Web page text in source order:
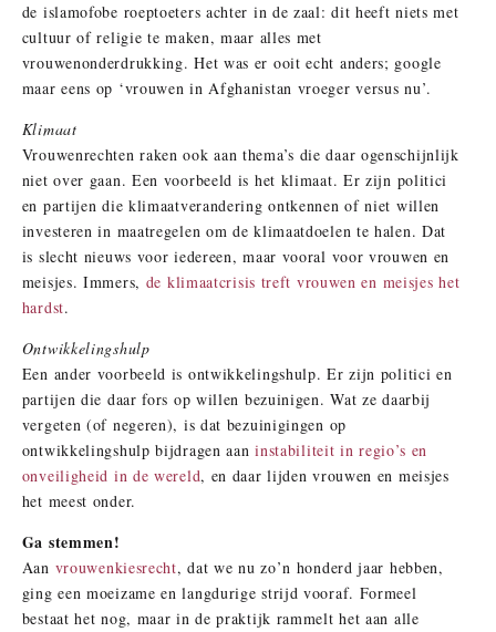
de islamofobe roeptoeters achter in de zaal: dit heeft niets met
cultuur of religie te maken, maar alles met
vrouwenonderdrukking. Het was er ooit echt anders; google
maar eens op ‘vrouwen in Afghanistan vroeger versus nu’.
Klimaat
Vrouwenrechten raken ook aan thema’s die daar ogenschijnlijk
niet over gaan. Een voorbeeld is het klimaat. Er zijn politici
en partijen die klimaatverandering ontkennen of niet willen
investeren in maatregelen om de klimaatdoelen te halen. Dat
is slecht nieuws voor iedereen, maar vooral voor vrouwen en
meisjes. Immers, de klimaatcrisis treft vrouwen en meisjes het
hardst.
Ontwikkelingshulp
Een ander voorbeeld is ontwikkelingshulp. Er zijn politici en
partijen die daar fors op willen bezuinigen. Wat ze daarbij
vergeten (of negeren), is dat bezuinigingen op
ontwikkelingshulp bijdragen aaninstabiliteit in regio’s en
onveiligheid in de wereld, en daar lijden vrouwen en meisjes
het meest onder.
Ga stemmen!
Aan vrouwenkiesrecht, dat we nu zo’n honderd jaar hebben,
ging een moeizame en langdurige strijd vooraf. Formeel
bestaat het nog, maar in de praktijk rammelt het aan alle